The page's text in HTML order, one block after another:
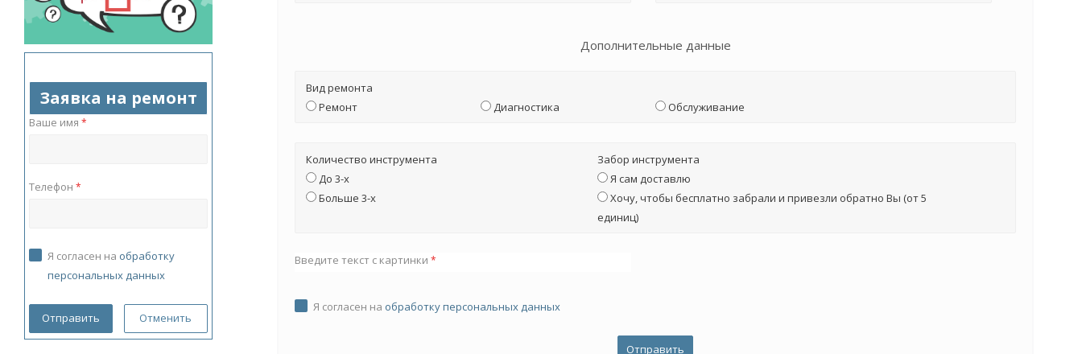
Дополнительные данные
Вид ремонта
Ремонт
Диагностика Обслуживание
Количество инструмента
До 3-х
Больше 3-х
Забор инструмента
Я сам доставлю
Хочу, чтобы бесплатно забрали и привезли обратно Вы (от 5
единиц)
Введите текст с картинки *
Я согласен на обработку персональных данных
Заявка на ремонт
Ваше имя *
Телефон *
Я согласен на обработку
персональных данных
Отменить